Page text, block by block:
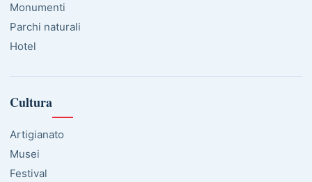
Monumenti
Parchi naturali
Hotel
Cultura
Artigianato
Musei
Festival